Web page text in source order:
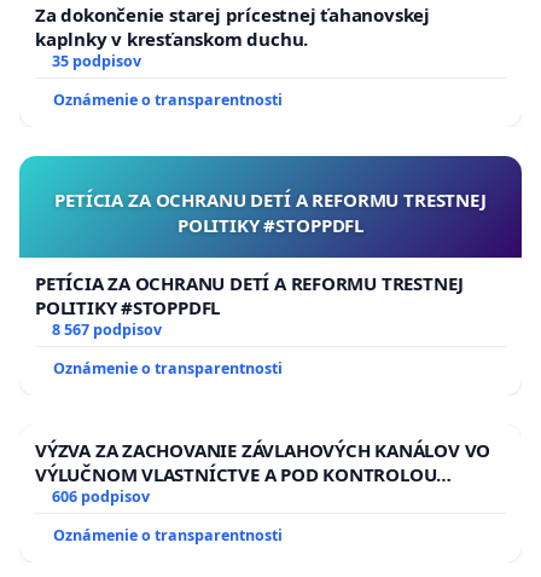
Za dokončenie starej prícestnej ťahanovskej
kaplnky v kresťanskom duchu.
35 podpisov
Oznámenie o transparentnosti
PETÍCIA ZA OCHRANU DETÍ A REFORMU TRESTNEJ
POLITIKY #STOPPDFL
PETÍCIA ZA OCHRANU DETÍ A REFORMU TRESTNEJ
POLITIKY #STOPPDFL
8 567 podpisov
Oznámenie o transparentnosti
VÝZVA ZA ZACHOVANIE ZÁVLAHOVÝCH KANÁLOV VO
VÝLUČNOM VLASTNÍCTVE A POD KONTROLOU
SLOVENSKEJ REPUBLIKY & žiadosť na riešenie
kanálov na Slovensku
606 podpisov
Oznámenie o transparentnosti